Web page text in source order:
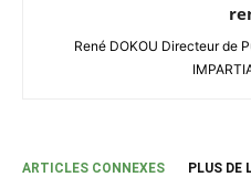
René DOKOU Directeur de
ARTICLES CONNEXES PLUS DE